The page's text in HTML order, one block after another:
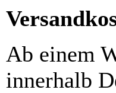
Ab einem
innerhalb